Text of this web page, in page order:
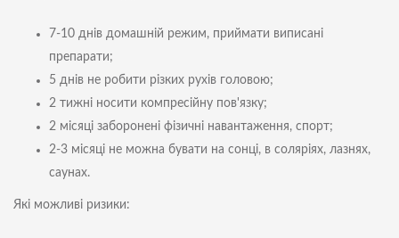
7-10 днів домашній режим, приймати виписані
препарати;
5 днів не робити різких рухів головою;
2 тижні носити компресійну пов'язку;
2 місяці заборонені фізичні навантаження, спорт;
2-3 місяці не можна бувати на сонці, в соляріях, лазнях,
саунах.
Які можливі ризики: